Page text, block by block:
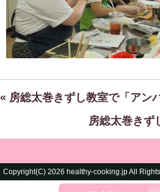
« 房総太巻きずし教室で「アン
房総太巻き
Copyright(C) 2026 healthy-cooking.jp All